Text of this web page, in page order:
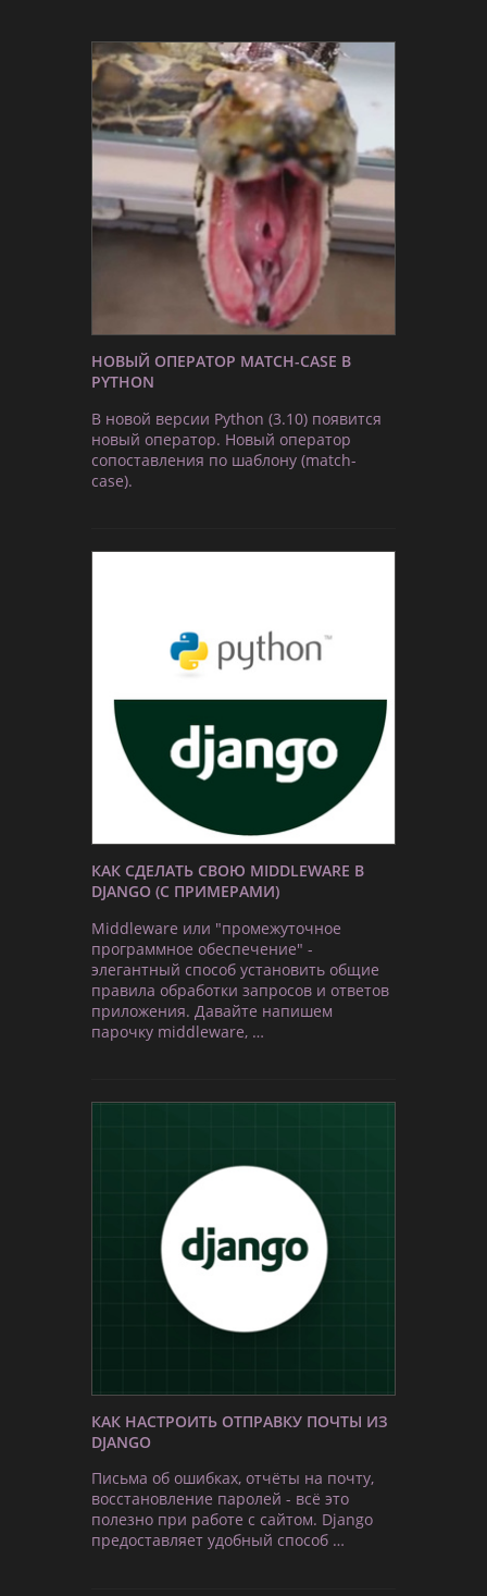
НОВЫЙ ОПЕРАТОР MATCH-CASE В
PYTHON
В новой версии Python (3.10) появится
новый оператор. Новый оператор
сопоставления по шаблону (match-
case).
КАК СДЕЛАТЬ СВОЮ MIDDLEWARE В
DJANGO (С ПРИМЕРАМИ)
Middleware или "промежуточное
программное обеспечение" -
элегантный способ установить общие
правила обработки запросов и ответов
приложения. Давайте напишем
парочку middleware, …
КАК НАСТРОИТЬ ОТПРАВКУ ПОЧТЫ ИЗ
DJANGO
Письма об ошибках, отчёты на почту,
восстановление паролей - всё это
полезно при работе с сайтом. Django
предоставляет удобный способ …